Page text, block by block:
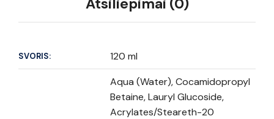
Atsiliepimai (0)
SVORIS: 120 ml
Aqua (Water), Cocamidopropyl
Betaine, Lauryl Glucoside,
Acrylates/Steareth-20